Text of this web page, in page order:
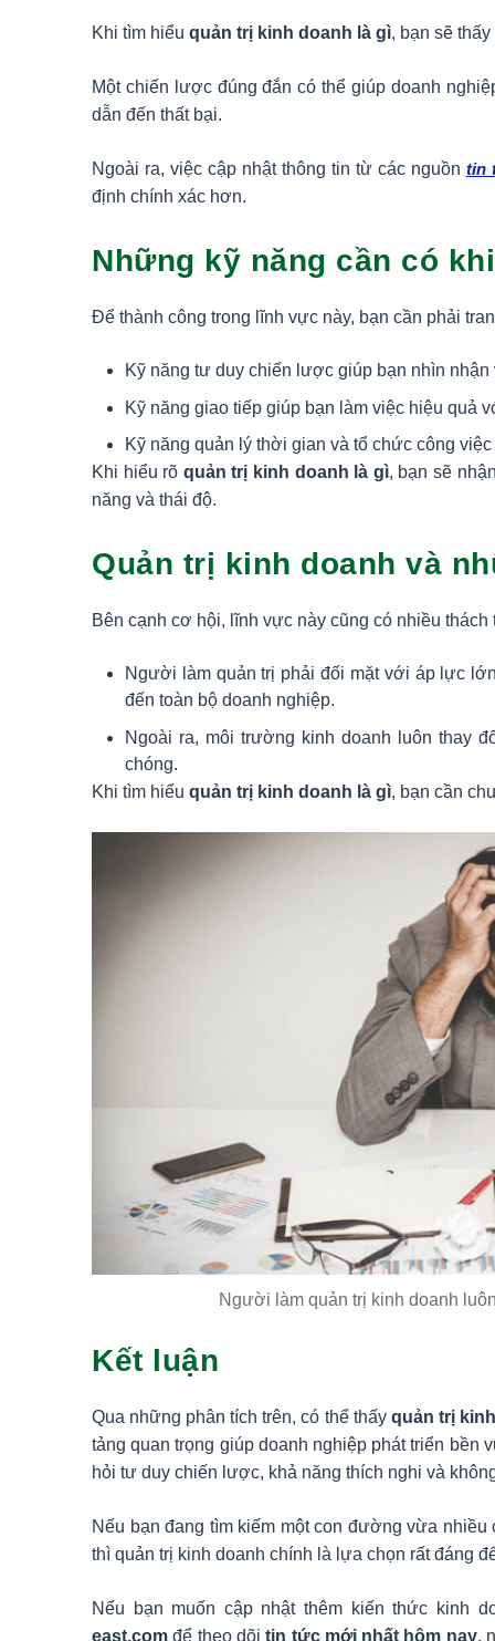
Khi tìm hiểu quản trị kinh doanh là gì, bạn sẽ
Một chiến lược đúng đắn có thể giúp doanh
dẫn đến thất bại.
Ngoài ra, việc cập nhật thông tin từ các nguồn tin
định chính xác hơn.
Những kỹ năng cần có
Để thành công trong lĩnh vực này, bạn cần phải
Kỹ năng tư duy chiến lược giúp bạn nhìn
Kỹ năng giao tiếp giúp bạn làm việc hiệu quả
Kỹ năng quản lý thời gian và tổ chức công
Khi hiểu rõ quản trị kinh doanh là gì, bạn sẽ
năng và thái độ.
Quản trị kinh doanh và
Bên cạnh cơ hội, lĩnh vực này cũng có nhiều thách
Người làm quản trị phải đối mặt với áp lực
đến toàn bộ doanh nghiệp.
Ngoài ra, môi trường kinh doanh luôn thay
chóng.
Khi tìm hiểu quản trị kinh doanh là gì, bạn cần
Người làm quản trị kinh doanh
Kết luận
Qua những phân tích trên, có thể thấy quản trị
tảng quan trọng giúp doanh nghiệp phát triển
hỏi tư duy chiến lược, khả năng thích nghi và
Nếu bạn đang tìm kiếm một con đường vừa
thì quản trị kinh doanh chính là lựa chọn rất đáng
Nếu bạn muốn cập nhật thêm kiến thức kinh
east.comđể theo dõitin tức mới nhất hôm nay,